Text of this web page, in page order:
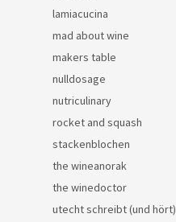
lamiacucina
mad about wine
makers table
nulldosage
nutriculinary
rocket and squash
stackenblochen
the wineanorak
the winedoctor
utecht schreibt (und hört)